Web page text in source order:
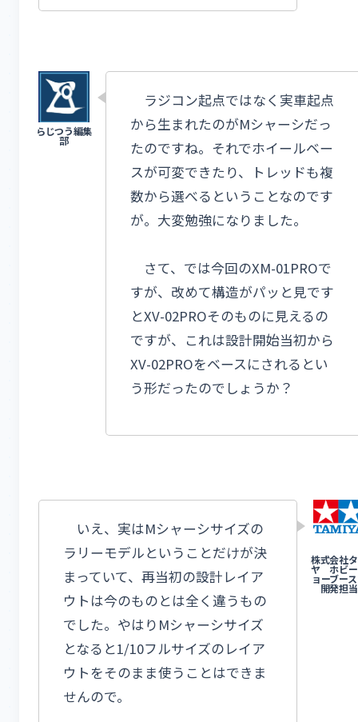
ラジコン起点ではなく実車起点
から生まれたのがMシャーシだっ
たのですね。それでホイールベー
スが可変できたり、トレッドも複
数から選べるということなのです
が。大変勉強になりました。
さて、では今回のXM-01PROで
すが、改めて構造がパッと見です
とXV-02PROそのものに見えるの
ですが、これは設計開始当初から
XV-02PROをベースにされるとい
う形だったのでしょうか？
いえ、実はMシャーシサイズの
ラリーモデルということだけが決
まっていて、再当初の設計レイア
ウトは今のものとは全く違うもの
でした。やはりMシャーシサイズ
となると1/10フルサイズのレイア
ウトをそのまま使うことはできま
せんので。